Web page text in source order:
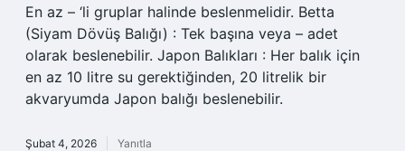
En az – ‘li gruplar halinde beslenmelidir. Betta
(Siyam Dövüş Balığı) : Tek başına veya – adet
olarak beslenebilir. Japon Balıkları : Her balık için
en az 10 litre su gerektiğinden, 20 litrelik bir
akvaryumda Japon balığı beslenebilir.
Şubat 4, 2026 Yanıtla